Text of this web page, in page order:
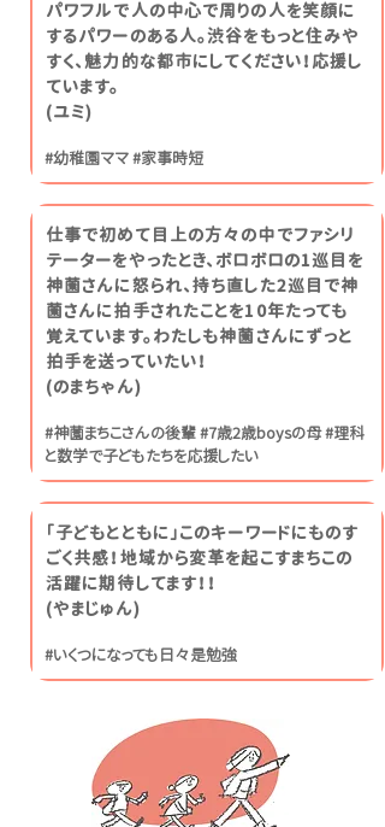
パワフルで人の中心で周りの人を笑顔に
するパワーのある人。渋谷をもっと住みや
すく、魅力的な都市にしてください！応援し
ています。
​(ユミ)
#幼稚園ママ #家事時短
仕事で初めて目上の方々の中でファシリ
テーターをやったとき、ボロボロの1巡目を
神薗さんに怒られ、持ち直した2巡目で神
薗さんに拍手されたことを10年たっても
覚えています。わたしも神薗さんにずっと
拍手を送っていたい！
(のまちゃん)
#神薗まちこさんの後輩 #7歳2歳boysの母 #理科
と数学で子どもたちを応援したい
「子どもとともに」このキーワードにものす
ごく共感！地域から変革を起こすまちこの
活躍に期待してます！！
(やまじゅん)
#いくつになっても日々是勉強